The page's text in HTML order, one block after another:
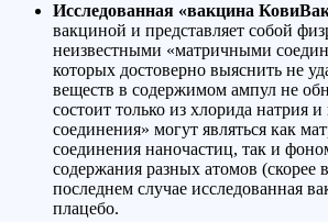
Исследованная «вакцина
вакциной и представляет собой
неизвестными «матричными
которых достоверно выяснить не
веществ в содержимом ампул не
состоит только из хлорида натрия
соединения» могут являться как
соединения наночастиц, так и
содержания разных атомов (скорее
последнем случае исследованная
плацебо.